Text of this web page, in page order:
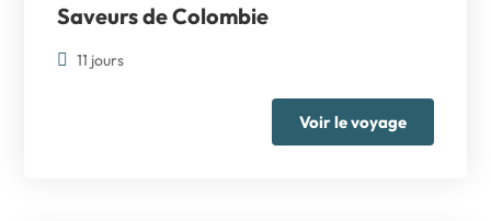
Saveurs de Colombie
11 jours
Voir le voyage